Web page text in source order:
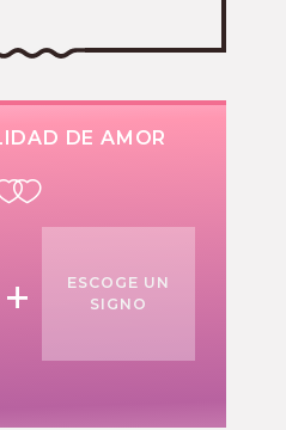
DE AMOR
+
ESCOGE UN
SIGNO